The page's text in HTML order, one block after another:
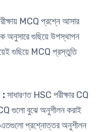
MCQ প্রশ্নে আসার
অনুসারে গুছিয়ে উপস্থাপন
গুছিয়ে MCQ প্রস্তুতি
:সাধারণত HSC পরীক্ষার CQ
গুলো বুঝে অনুশীলন করাই
এতগুলো প্রশ্নোত্তর অনুশীলন